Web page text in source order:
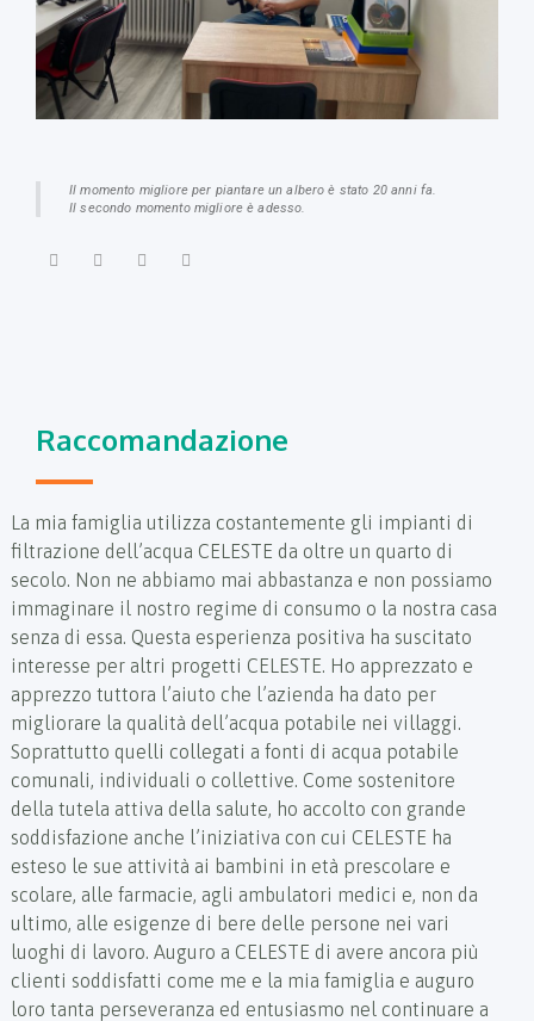
Il momento migliore per piantare un albero è stato 20 anni fa.
Il secondo momento migliore è adesso.
Raccomandazione
La mia famiglia utilizza costantemente gli impianti di
filtrazione dell’acqua CELESTE da oltre un quarto di
secolo. Non ne abbiamo mai abbastanza e non possiamo
immaginare il nostro regime di consumo o la nostra casa
senza di essa. Questa esperienza positiva ha suscitato
interesse per altri progetti CELESTE. Ho apprezzato e
apprezzo tuttora l’aiuto che l’azienda ha dato per
migliorare la qualità dell’acqua potabile nei villaggi.
Soprattutto quelli collegati a fonti di acqua potabile
comunali, individuali o collettive. Come sostenitore
della tutela attiva della salute, ho accolto con grande
soddisfazione anche l’iniziativa con cui CELESTE ha
esteso le sue attività ai bambini in età prescolare e
scolare, alle farmacie, agli ambulatori medici e, non da
ultimo, alle esigenze di bere delle persone nei vari
luoghi di lavoro. Auguro a CELESTE di avere ancora più
clienti soddisfatti come me e la mia famiglia e auguro
loro tanta perseveranza ed entusiasmo nel continuare a